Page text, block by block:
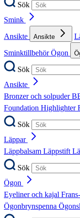
Sök
Smink
Ansikte
Ansikte
SminktillbehörÖgon
Sök
Ansikte
Bronzer och solpuder
Foundation Highlighter
Sök
Läppar
Läppbalsam Läppstift
Sök
Ögon
Eyeliner och kajal
Ögonbrynspenna